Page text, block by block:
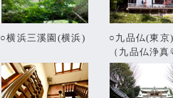
○横浜三溪園(横浜)
○九品仏(東京
（九品仏浄真